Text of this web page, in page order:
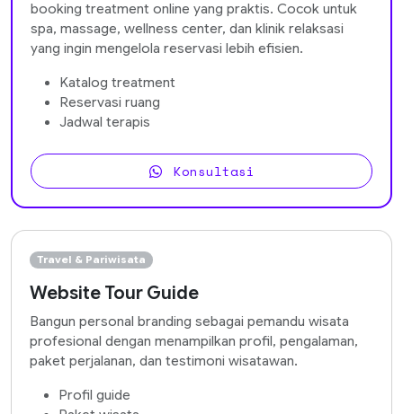
booking treatment online yang praktis. Cocok untuk
spa, massage, wellness center, dan klinik relaksasi
yang ingin mengelola reservasi lebih efisien.
Katalog treatment
Reservasi ruang
Jadwal terapis
Konsultasi
Travel & Pariwisata
Website Tour Guide
Bangun personal branding sebagai pemandu wisata
profesional dengan menampilkan profil, pengalaman,
paket perjalanan, dan testimoni wisatawan.
Profil guide